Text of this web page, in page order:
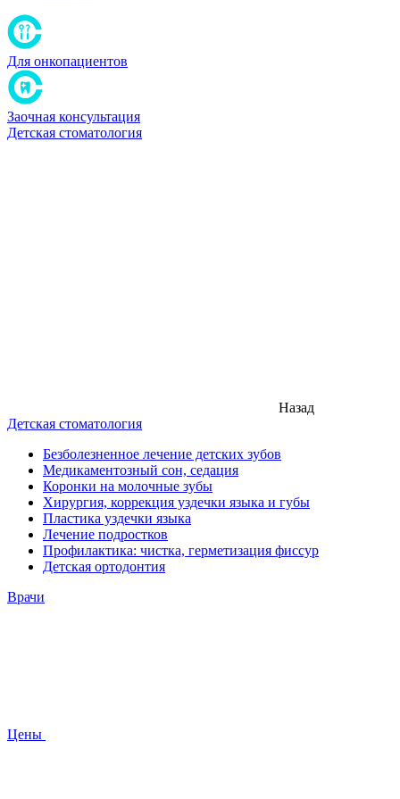
Для онкопациентов
Заочная консультация
Детская стоматология
Назад
Детская стоматология
Безболезненное лечение детских зубов
Медикаментозный сон, седация
Коронки на молочные зубы
Хирургия, коррекция уздечки языка и губы
Пластика уздечки языка
Лечение подростков
Профилактика: чистка, герметизация фиссур
Детская ортодонтия
Врачи
Цены